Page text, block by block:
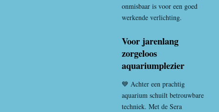
onmisbaar is voor een goed
werkende verlichting.
Voor jarenlang
zorgeloos
aquariumplezier
💙 Achter een prachtig
aquarium schuilt betrouwbare
techniek. Met de Sera